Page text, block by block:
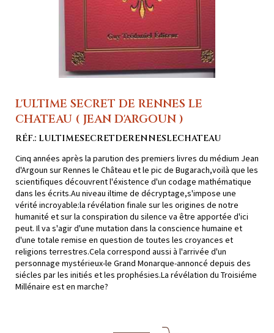
L'ULTIME SECRET DE RENNES LE
CHATEAU ( JEAN D'ARGOUN )
RÉF.: LULTIMESECRETDERENNESLECHATEAU
Cinq années après la parution des premiers livres du médium Jean
d'Argoun sur Rennes le Château et le pic de Bugarach,voilà que les
scientifiques découvrent l'éxistence d'un codage mathématique
dans les écrits.Au niveau iltime de décryptage,s'impose une
vérité incroyable:la révélation finale sur les origines de notre
humanité et sur la conspiration du silence va être apportée d'ici
peut. Il va s'agir d'une mutation dans la conscience humaine et
d'une totale remise en question de toutes les croyances et
religions terrestres.Cela correspond aussi à l'arrivée d'un
personnage mystérieux-le Grand Monarque-annoncé depuis des
siécles par les initiés et les prophésies.La révélation du Troisiéme
Millénaire est en marche?